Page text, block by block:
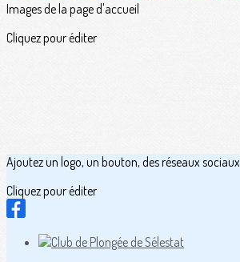
Images de la page d'accueil
Cliquez pour éditer
Ajoutez un logo, un bouton, des réseaux sociaux
Cliquez pour éditer